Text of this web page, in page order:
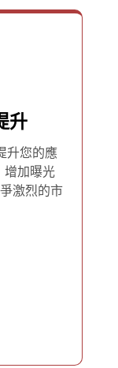
升
升您的應
增加曝光
激烈的市